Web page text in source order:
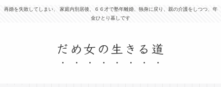
再婚を失敗してしまい、 家庭内別居後、６６才で塾年離婚、独身に戻り、親の介護をしつつ、年
金ひとり暮しです
だめ女の生きる道